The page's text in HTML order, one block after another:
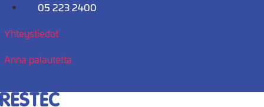
Mene
05 223 2400
Yhteystiedot
Anna palautetta